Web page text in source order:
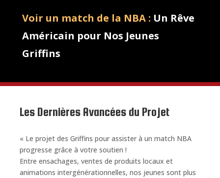
Voir un match de la NBA : Un Rêve
Américain pour Nos Jeunes
Griffins
Les Dernières Avancées du Projet
« Le projet des Griffins pour assister à un match NBA
progresse grâce à votre soutien !
Entre ensachages, ventes de produits locaux et
animations intergénérationnelles, nos jeunes sont plus